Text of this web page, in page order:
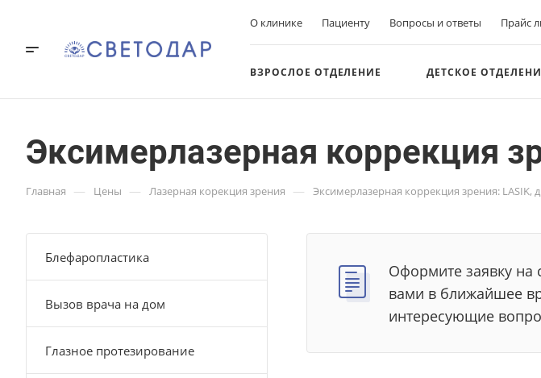
О клинике Пациенту Вопросы и ответы Прайс
ВЗРОСЛОЕ ОТДЕЛЕНИЕ ДЕТСКОЕ
Эксимерлазерная коррекция
Главная — Цены — Лазерная корекция зрения — Эксимерлазерная коррекция зрения: LASIK,
Оформите заявку на
вами в ближайшее
интересующие
Блефаропластика
Вызов врача на дом
Глазное протезирование